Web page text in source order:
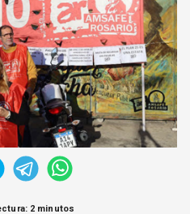
RESPONDE
Revista
2 minutos